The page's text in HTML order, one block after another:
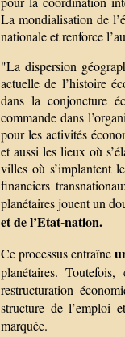
La mondialisation de
nationale et renforce
"La dispersion
actuelle de l’histoire
dans la conjoncture
commande dans
pour les activités
et aussi les lieux où
villes où s’implantent
financiers
planétaires jouent un
et de l’Etat-nation.
Ce processus entraîne
planétaires.
restructuration
structure de l’emploi
marquée.